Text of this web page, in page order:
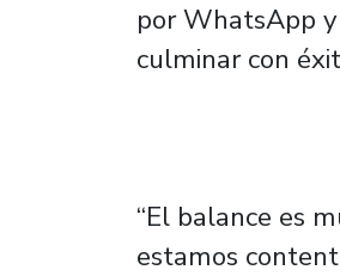
por WhatsApp
culminar con
“El balance es
estamos